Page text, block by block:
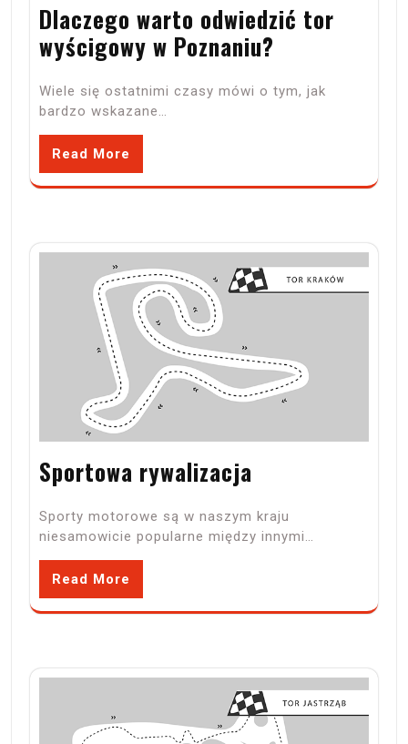
Dlaczego warto odwiedzić tor
wyścigowy w Poznaniu?
Wiele się ostatnimi czasy mówi o tym, jak
bardzo wskazane…
Read More
Sportowa rywalizacja
Sporty motorowe są w naszym kraju
niesamowicie popularne między innymi…
Read More